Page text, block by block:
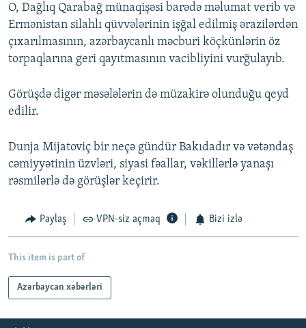
O, Dağlıq Qarabağ münaqişəsi barədə məlumat verib vә
Ermənistan silahlı qüvvələrinin işğal edilmiş ərazilərdən
çıxarılmasının, azərbaycanlı məcburi köçkünlərin öz
torpaqlarına geri qayıtmasının vacibliyini vurğulayıb.
Görüşdə digәr mәsәlәlәrin dә müzakirә olunduğu qeyd
edilir.
Dunja Mijatoviç bir neçə gündür Bakıdadır və vətəndaş
cəmiyyətinin üzvləri, siyasi fəallar, vəkillərlə yanaşı
rəsmilərlə də görüşlər keçirir.
Paylaş VPN-siz açmaq Bizi izlə
This item is part of
Azərbaycan xəbərləri